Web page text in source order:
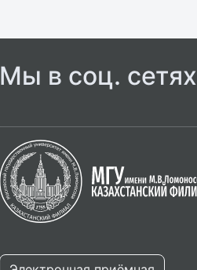
Мы в соц. сетях